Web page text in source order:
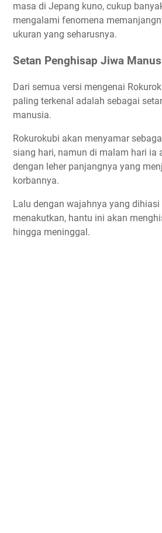
masa di Jepang kuno, cukup
mengalami fenomena
ukuran yang seharusnya.
Setan Penghisap Jiwa
Dari semua versi mengenai
paling terkenal adalah sebagai
manusia.
Rokurokubi akan menyamar
siang hari, namun di malam hari ia
dengan leher panjangnya yang
korbannya.
Lalu dengan wajahnya yang dihiasi
menakutkan, hantu ini akan
hingga meninggal.